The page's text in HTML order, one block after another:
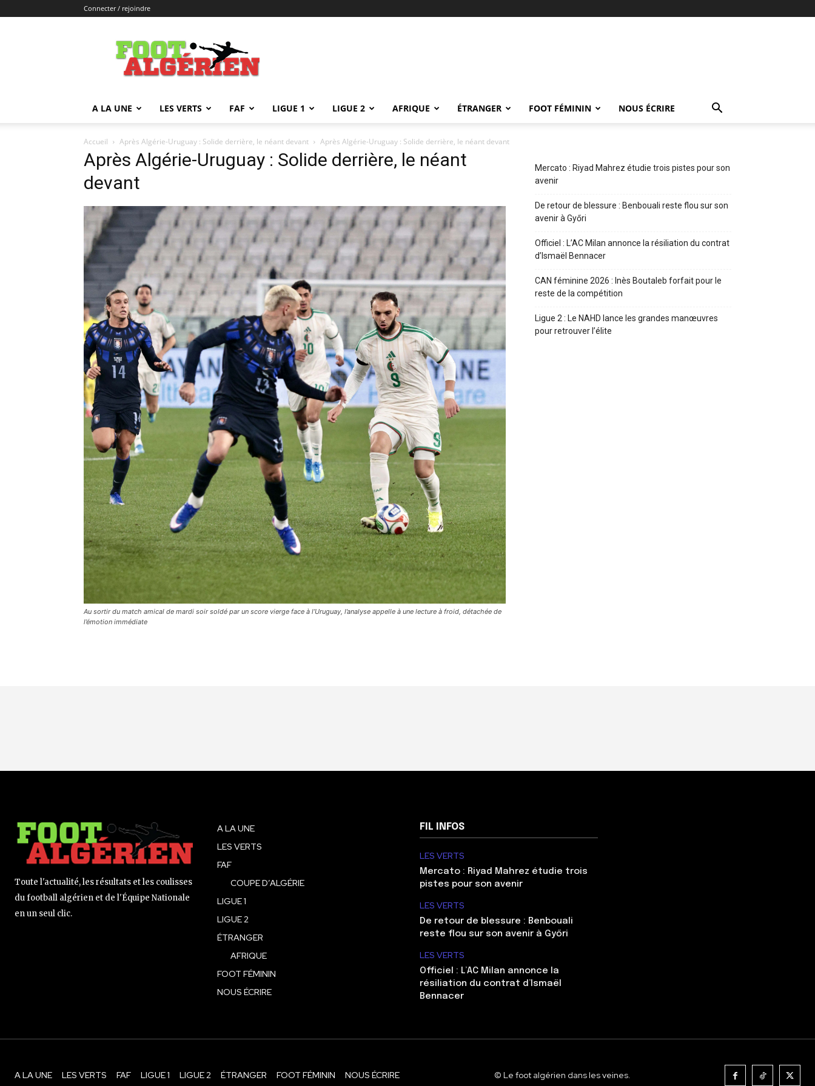
Connecter / rejoindre
FOOTALGERIEN
A LA UNE LES VERTS FAF LIGUE 1 LIGUE 2 AFRIQUE ÉTRANGER FOOT FÉMININ NOUS ÉCRIRE
Accueil Après Algérie-Uruguay : Solide derrière, le néant devant Après Algérie-Uruguay : Solide derrière, le néant devant
Après Algérie-Uruguay : Solide derrière, le néant
devant
Au sortir du match amical de mardi soir soldé par un score vierge face à l’Uruguay, l’analyse appelle à une lecture à froid, détachée de
l’émotion immédiate
Mercato : Riyad Mahrez étudie trois pistes pour son
avenir
De retour de blessure : Benbouali reste flou sur son
avenir à Győri
Officiel : L’AC Milan annonce la résiliation du contrat
d’Ismaël Bennacer
CAN féminine 2026 : Inès Boutaleb forfait pour le
reste de la compétition
Ligue 2 : Le NAHD lance les grandes manœuvres
pour retrouver l’élite
Toute l'actualité, les résultats et les coulisses
du football algérien et de l'Équipe Nationale
en un seul clic.
A LA UNE
LES VERTS
FAF
COUPE D’ALGÉRIE
LIGUE 1
LIGUE 2
ÉTRANGER
AFRIQUE
FOOT FÉMININ
NOUS ÉCRIRE
FIL INFOS
LES VERTS
Mercato : Riyad Mahrez étudie trois
pistes pour son avenir
LES VERTS
De retour de blessure : Benbouali
reste flou sur son avenir à Győri
LES VERTS
Officiel : L’AC Milan annonce la
résiliation du contrat d’Ismaël
Bennacer
A LA UNE LES VERTS FAF LIGUE 1 LIGUE 2 ÉTRANGER FOOT FÉMININ NOUS ÉCRIRE © Le foot algérien dans les veines.